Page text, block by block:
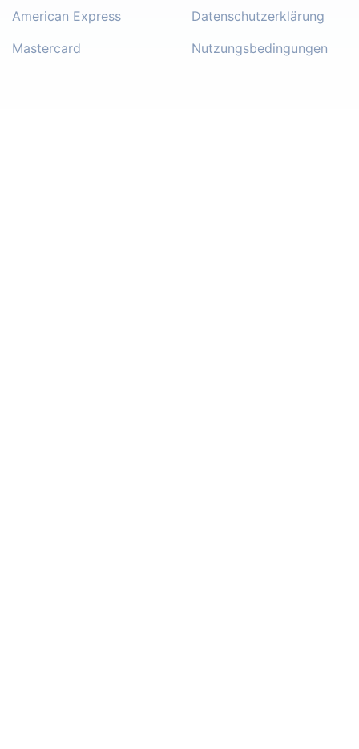
American Express
Mastercard
Datenschutzerklärung
Nutzungsbedingungen